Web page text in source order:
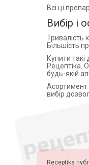
Eckhaid
Примеа
Солгар
АБ-
потуж.
ТОВ
Харків
Трава
Трава
Трава
Трава
Трава
Цинка
Всі ці
Вибір і
Тривалість
Більшість
Купити
Рецептіка.
будь-якій
Асортимент
вибір
Receptika